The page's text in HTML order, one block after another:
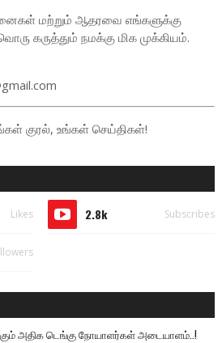
மற்றும் ஆதரவை எங்களுக்கு
கருத்தும் நமக்கு மிக முக்கியம்.
குரல், உங்கள் செய்திகள்!
Likes 2.8k Subscribes
அதிக டெங்கு நோயாளர்கள் அடையாளம்..!